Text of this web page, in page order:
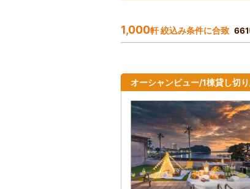
1,000軒 絞込み条件に合致
オーシャンビュー/1棟貸し切